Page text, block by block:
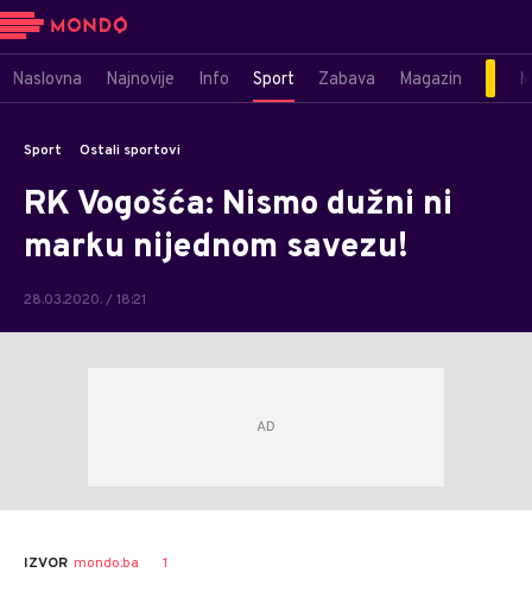
Naslovna Najnovije Info Sport Zabava Magazin
Sport Ostali sportovi
RK Vogošća: Nismo dužni ni
marku nijednom savezu!
28.03.2020. / 18:21
IZVOR mondo.ba 1